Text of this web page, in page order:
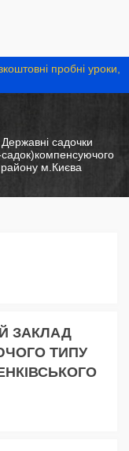
пробні уроки,
Державні садочки
м.Києва
ЗАКЛАД
ТИПУ